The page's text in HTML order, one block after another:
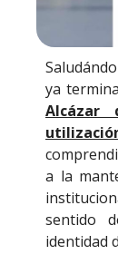
ya
Alcázar
a la
sentido
identidad